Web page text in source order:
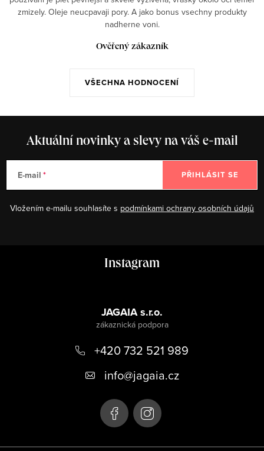
VŠECHNA HODNOCENÍ
zmizely. Oleje neucpavaji pory. A jako bonus vsechny produkty
nadherne voni.
Ověřený zákazník
Aktuální novinky a slevy na váš e-mail
E-mail
Vložením e-mailu souhlasíte s podmínkami ochrany osobních údajů
PŘIHLÁSIT SE
Instagram
JAGAIA s.r.o.
+420 732 521 989
info@jagaia.cz